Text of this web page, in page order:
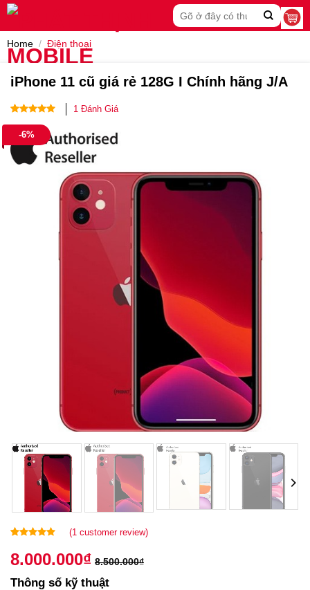
Skip
Search
for:
Home / Điện thoại
iPhone 11 cũ giá rẻ 128G I Chính hãng J/A
Rated5.00
out of 5
based on
1
customer
1 Đánh Giá
-6%
out of 5
customer
(1 customer review)
8.000.000₫ 8.500.000₫
Thông số kỹ thuật